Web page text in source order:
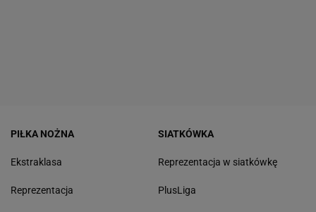
PIŁKA NOŻNA
Ekstraklasa
Reprezentacja
SIATKÓWKA
Reprezentacja w siatkówkę
PlusLiga